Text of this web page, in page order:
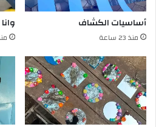
أساسيات الكشاف
منذ 23 ساعة منذ